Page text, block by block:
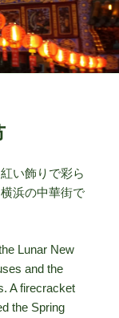
い飾りで彩ら
浜の中華街で
Lunar New
and the
A firecracket
the Spring